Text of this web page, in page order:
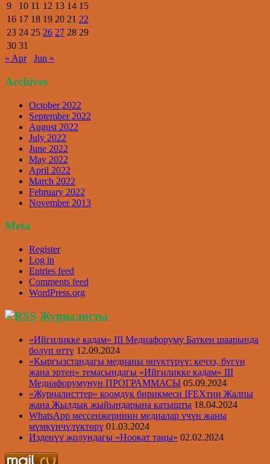
9
10 11 12 13 14 15
16 17 18 19 20 21 22
23 24 25 26 27 28 29
30 31
« Apr
Jun »
Archives
October 2022
September 2022
August 2022
July 2022
June 2022
May 2022
April 2022
March 2022
February 2022
November 2013
Meta
Register
Log in
Entries feed
Comments feed
WordPress.org
Журналисты
«Ийгиликке кадам» III Медиафоруму Баткен шаарында
болуп өттү 12.09.2024
«Кыргызстандагы медианы өнүктүрүү: кечээ, бүгүн
жана эртеӊ» темасындагы «Ийгиликке кадам» III
Медиафорумунун ПРОГРАММАСЫ 05.09.2024
«Журналисттер» коомдук бирикмеси IFEXтин Жалпы
жана Жылдык жыйындарына катышты 18.04.2024
WhatsApp мессенжеринин медиалар үчүн жаңы
мүмкүнчүлүктөрү 01.03.2024
Изденүү жолундагы «Ноокат таңы» 02.02.2024